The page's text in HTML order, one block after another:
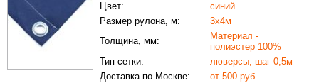
Цвет:
синий
Размер рулона, м:
3х4м
Толщина, мм:
Материал -
полиэстер 100%
Тип сетки:
люверсы, шаг 0,5м
Доставка по Москве:
от 500 руб